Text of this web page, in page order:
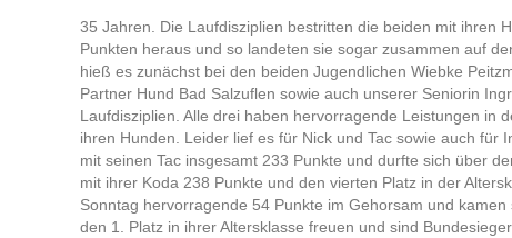
35 Jahren. Die Laufdisziplien bestritten die beiden mit ihren
Punkten heraus und so landeten sie sogar zusammen auf
hieß es zunächst bei den beiden Jugendlichen Wiebke
Partner Hund Bad Salzuflen sowie auch unserer Seniorin
Laufdisziplien. Alle drei haben hervorragende Leistungen in
ihren Hunden. Leider lief es für Nick und Tac sowie auch
mit seinen Tac insgesamt 233 Punkte und durfte sich über
mit ihrer Koda 238 Punkte und den vierten Platz in der
Sonntag hervorragende 54 Punkte im Gehorsam und
den 1. Platz in ihrer Altersklasse freuen und sind